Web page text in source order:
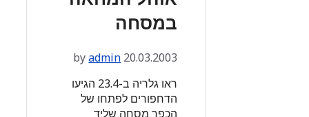
במסחה
20.03.2003
byadmin
ראו גלריה ב-23.4 הגיעו
הדחפורים לפתחו של
הכפר מסחה שליד